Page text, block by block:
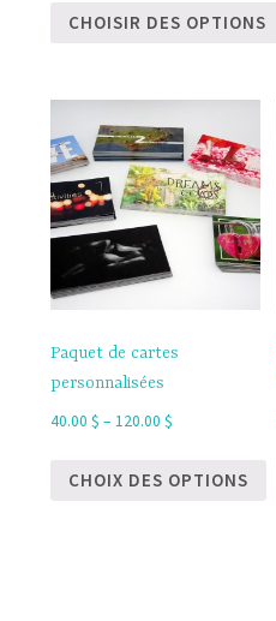
CHOISIR DES OPTIONS
Paquet de cartes
personnalisées
40.00 $ – 120.00 $
CHOIX DES OPTIONS